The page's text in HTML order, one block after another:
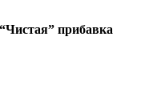
“Чистая” прибавка